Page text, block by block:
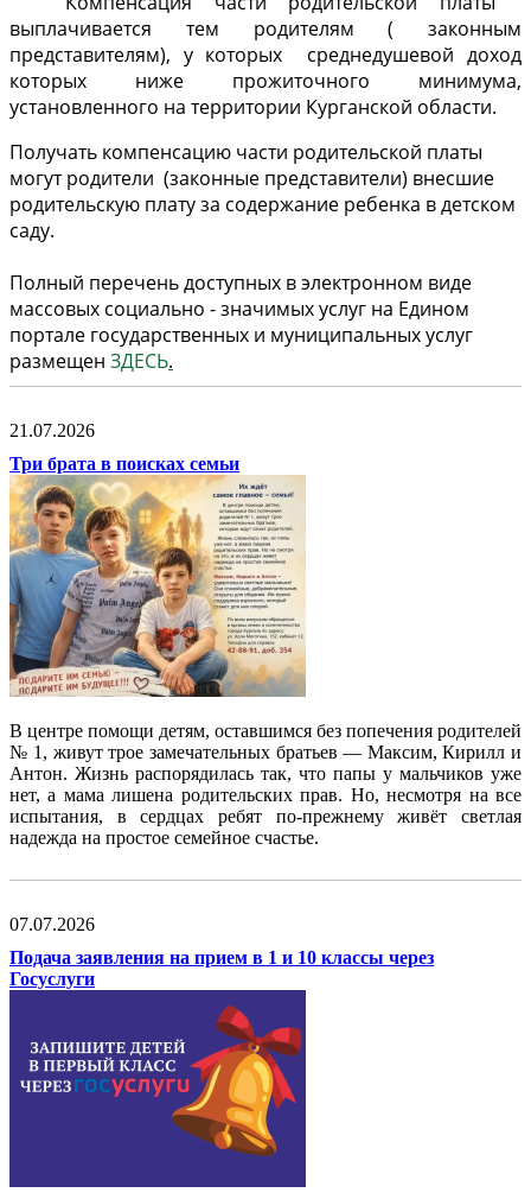
выплачивается тем родителям ( законным
представителям), у которых среднедушевой доход
которых ниже прожиточного минимума,
установленного на территории Курганской области.
Получать компенсацию части родительской платы
могут родители (законные представители) внесшие
родительскую плату за содержание ребенка в детском
саду.
Полный перечень доступных в электронном виде
массовых социально - значимых услуг на Едином
портале государственных и муниципальных услуг
размещен ЗДЕСЬ.
21.07.2026
Три брата в поисках семьи
В центре помощи детям, оставшимся без попечения родителей
№ 1, живут трое замечательных братьев — Максим, Кирилл и
Антон. Жизнь распорядилась так, что папы у мальчиков уже
нет, а мама лишена родительских прав. Но, несмотря на все
испытания, в сердцах ребят по-прежнему живёт светлая
надежда на простое семейное счастье.
07.07.2026
Подача заявления на прием в 1 и 10 классы через
Госуслуги